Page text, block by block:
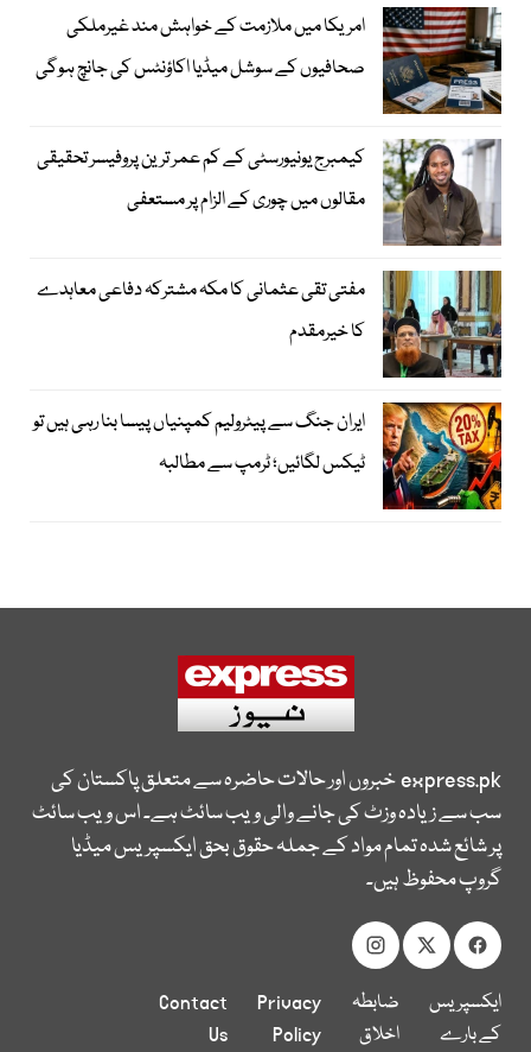
امریکا میں ملازمت کے خواہش مند غیرملکی
صحافیوں کے سوشل میڈیا اکاؤنٹس کی جانچ ہوگی
کیمبرج یونیورسٹی کے کم عمر ترین پروفیسر تحقیقی
مقالوں میں چوری کے الزام پر مستعفی
مفتی تقی عثمانی کا مکہ مشترکہ دفاعی معاہدے
کا خیرمقدم
ایران جنگ سے پیٹرولیم کمپنیاں پیسا بنا رہی ہیں تو
ٹیکس لگائیں؛ ٹرمپ سے مطالبہ
express.pkخبروں اور حالات حاضرہ سے متعلق پاکستان کی
سب سے زیادہ وزٹ کی جانے والی ویب سائٹ ہے۔ اس ویب سائٹ
پر شائع شدہ تمام مواد کے جملہ حقوق بحق ایکسپریس میڈیا
گروپ محفوظ ہیں۔
ایکسپریس
کے بارے
ضابطہ
اخلاق
Privacy
Policy
Contact
Us